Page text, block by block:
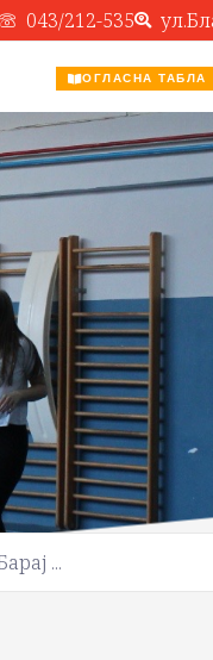
043/212-535
ОГЛАСНА ТАБЛА